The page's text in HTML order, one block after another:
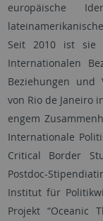
europäische
Seit 2010 ist sie
Internationalen
Beziehungen und
von Rio de Janeiro
engem
Internationale
Critical Border
Postdoc-
Institut für
Projekt “Oceanic